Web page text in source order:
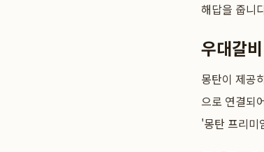
해답을 줍니
우대갈
몽탄이 제공
으로 연결되
'몽탄 프리미